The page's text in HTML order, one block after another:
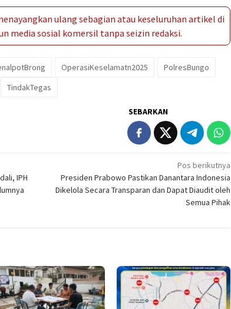
ulang sebagian atau keseluruhan artikel di
media sosial komersil tanpa seizin redaksi.
OperasiKeselamatn2025
PolresBungo
TindakTegas
SEBARKAN
IPH
Pos berikutnya
Presiden Prabowo Pastikan Danantara Indonesia
Dikelola Secara Transparan dan Dapat Diaudit oleh
Semua Pihak